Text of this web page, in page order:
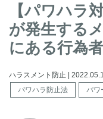
【パワハラ
が発生する
にある行為
ハラスメント防止 |
パワハラ防止法
パワ